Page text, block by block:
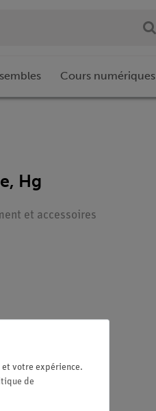
Cours numériques
Hg
et accessoires
votre expérience.
de